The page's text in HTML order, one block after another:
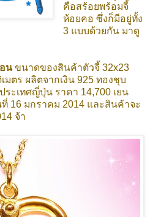
คือสร้อยพร้อมจี้
ห้อยคอ ซึ่งก็มีอยู่ทั้ง
3 แบบด้วยกัน มาดู
น ขนาดของสินค้าตัวจี้ 32x23
มตร ผลิตจากเงิน 925 ทองชุบ
ะเทศญี่ปุ่น ราคา 14,700 เยน
ที่ 16 มกราคม 2014 และสินค้าจะ
จ้า